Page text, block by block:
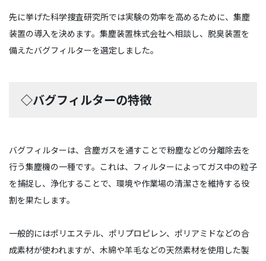
先に挙げた科学捜査研究所では実験の効率を高めるために、集塵
装置の導入を決めます。集塵装置株式会社へ相談し、脱臭装置を
備えたバグフィルターを選定しました。
◇バグフィルターの特徴
バグフィルターは、含塵ガスを通すことで粉塵などの分離除去を
行う集塵機の一種です。これは、フィルターによってガス中の粒子
を捕捉し、浄化することで、環境や作業場の清潔さを維持する役
割を果たします。
一般的にはポリエステル、ポリプロピレン、ポリアミドなどの合
成素材が使われますが、木綿や羊毛などの天然素材を使用した製